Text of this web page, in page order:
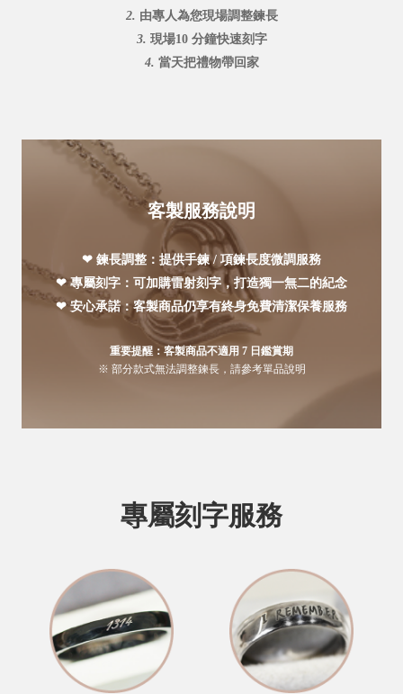
2. 由專人為您現場調整鍊長
3. 現場10 分鐘快速刻字
4. 當天把禮物帶回家
客製服務說明
❤ 鍊長調整：提供手鍊 / 項鍊長度微調服務
❤ 專屬刻字：可加購雷射刻字，打造獨一無二的紀念
❤ 安心承諾：客製商品仍享有終身免費清潔保養服務
重要提醒：客製商品不適用 7 日鑑賞期
※ 部分款式無法調整鍊長，請參考單品說明
專屬刻字服務